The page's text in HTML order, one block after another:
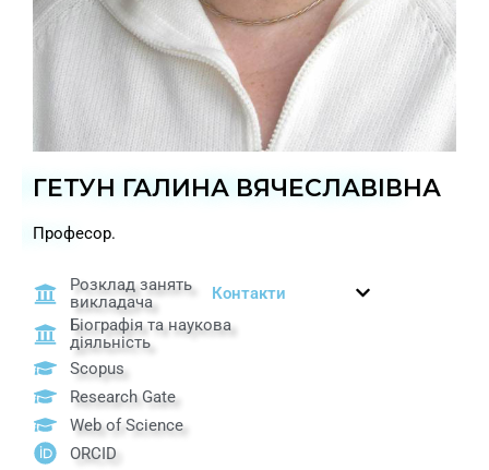
ГЕТУН ГАЛИНА ВЯЧЕСЛАВІВНА
Професор.
Контакти
Розклад занять
викладача
Біографія та наукова
діяльність
Scopus
Research Gate
Web of Science
ORCID